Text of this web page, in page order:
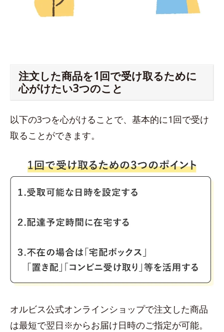
注文した商品を1回で受け取るために
心がけたい3つのこと
以下の3つを心がけることで、基本的に1回で受け
取ることができます。
オルビス公式オンラインショップで注文した商品
は最短で翌日※からお届け日時のご指定が可能。